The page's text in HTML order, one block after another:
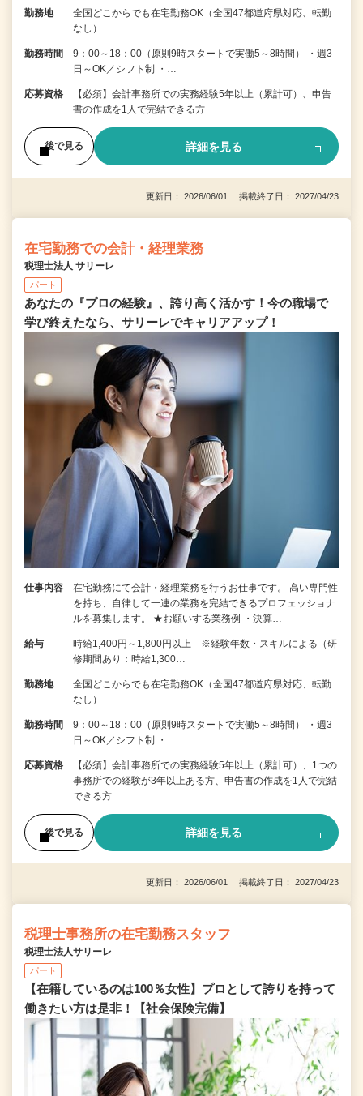
勤務地
全国どこからでも在宅勤務OK（全国47都道府県対応、転勤
なし）
勤務時間
9：00～18：00（原則9時スタートで実働5～8時間） ・週3
日～OK／シフト制 ・…
応募資格
【必須】会計事務所での実務経験5年以上（累計可）、申告
書の作成を1人で完結できる方
後で見る 詳細を見る
更新日： 2026/06/01 掲載終了日： 2027/04/23
在宅勤務での会計・経理業務
税理士法人 サリーレ
パート
あなたの『プロの経験』、誇り高く活かす！今の職場で
学び終えたなら、サリーレでキャリアアップ！
仕事内容
在宅勤務にて会計・経理業務を行うお仕事です。 高い専門性
を持ち、自律して一連の業務を完結できるプロフェッショナ
ルを募集します。 ★お願いする業務例 ・決算…
給与
時給1,400円～1,800円以上 ※経験年数・スキルによる（研
修期間あり：時給1,300…
勤務地
全国どこからでも在宅勤務OK（全国47都道府県対応、転勤
なし）
勤務時間
9：00～18：00（原則9時スタートで実働5～8時間） ・週3
日～OK／シフト制 ・…
応募資格
【必須】会計事務所での実務経験5年以上（累計可）、1つの
事務所での経験が3年以上ある方、申告書の作成を1人で完結
できる方
後で見る 詳細を見る
更新日： 2026/06/01 掲載終了日： 2027/04/23
税理士事務所の在宅勤務スタッフ
税理士法人サリーレ
パート
【在籍しているのは100％女性】プロとして誇りを持って
働きたい方は是非！【社会保険完備】